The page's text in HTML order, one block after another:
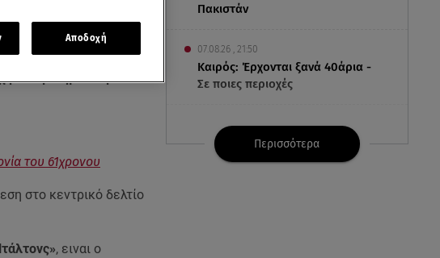
Πακιστάν
07.08.26 , 21:50
Καιρός: Έρχονται ξανά 40άρια -
Σε ποιες περιοχές
07.08.26 , 21:32
Κρήτη: Τουρίστας ρωτούσε
πόσο να πληρώσει για να
Περισσότερα
, που είχε βρει
σε εγκληματική
του 61χρονου
στο κεντρικό δελτίο
, ειναι ο
Αποδοχή